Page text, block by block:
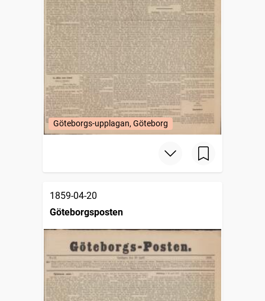
Göteborgs-upplagan, Göteborg
1859-04-20
Göteborgsposten